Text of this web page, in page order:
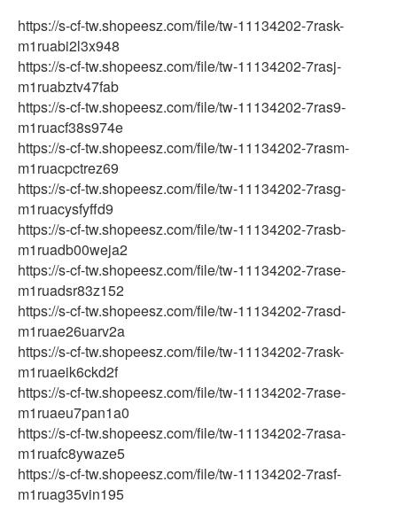
https://s-cf-tw.shopeesz.com/file/tw-11134202-7rask-
m1ruabi2l3x948
https://s-cf-tw.shopeesz.com/file/tw-11134202-7rasj-
m1ruabztv47fab
https://s-cf-tw.shopeesz.com/file/tw-11134202-7ras9-
m1ruacf38s974e
https://s-cf-tw.shopeesz.com/file/tw-11134202-7rasm-
m1ruacpctrez69
https://s-cf-tw.shopeesz.com/file/tw-11134202-7rasg-
m1ruacysfyffd9
https://s-cf-tw.shopeesz.com/file/tw-11134202-7rasb-
m1ruadb00weja2
https://s-cf-tw.shopeesz.com/file/tw-11134202-7rase-
m1ruadsr83z152
https://s-cf-tw.shopeesz.com/file/tw-11134202-7rasd-
m1ruae26uarv2a
https://s-cf-tw.shopeesz.com/file/tw-11134202-7rask-
m1ruaeik6ckd2f
https://s-cf-tw.shopeesz.com/file/tw-11134202-7rase-
m1ruaeu7pan1a0
https://s-cf-tw.shopeesz.com/file/tw-11134202-7rasa-
m1ruafc8ywaze5
https://s-cf-tw.shopeesz.com/file/tw-11134202-7rasf-
m1ruag35vin195